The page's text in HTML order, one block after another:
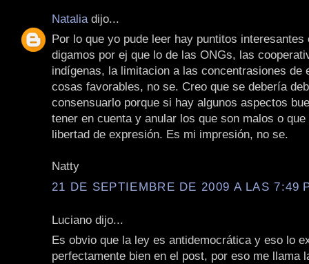
Natalia dijo...
Por lo que yo pude leer hay puntitos interesantes
digamos por ej que lo de las ONGs, las
indígenas, la limitacion a las concentrasiones de
cosas favorables, no se. Creo que se debería
consensuarlo porque si hay algunos aspectos
tener en cuenta y anular los que son malos o
libertad de expresión. Es mi impresión, no se.
Natty
21 DE SEPTIEMBRE DE 2009 A LAS 7:49
Luciano dijo...
Es obvio que la ley es antidemocrática y eso lo
perfectamente bien en el post, por eso me llama